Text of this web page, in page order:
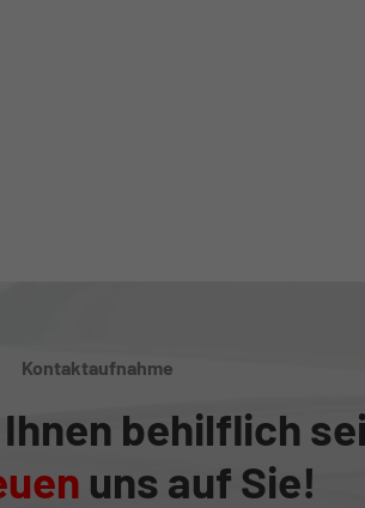
Kontaktaufnahme
behilflich
uns auf Sie!